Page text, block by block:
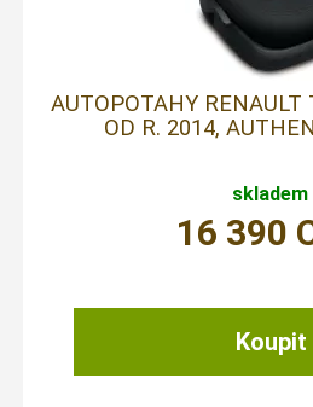
AUTOPOTAHY RENAULT
OD R. 2014,
skladem
16 390